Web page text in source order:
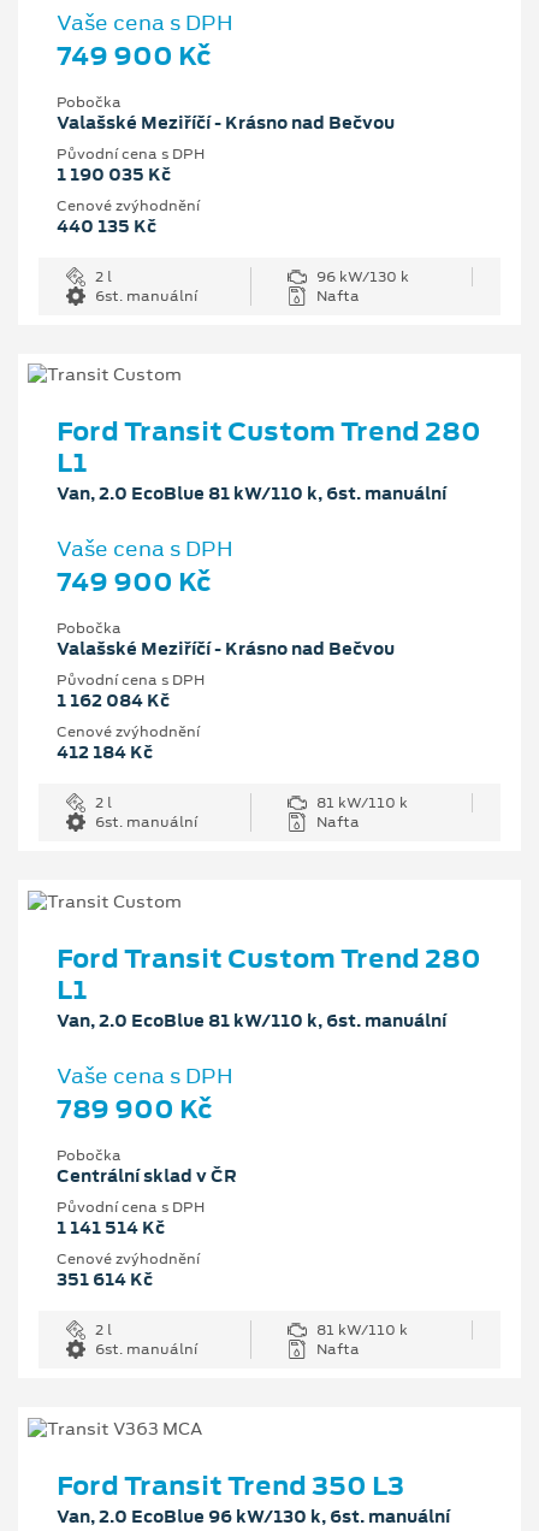
Vaše cena s DPH
749 900 Kč
Pobočka
Valašské Meziříčí - Krásno nad Bečvou
Původní cena s DPH
1 190 035 Kč
Cenové zvýhodnění
440 135 Kč
2 l
96 kW/130 k
6st. manuální
Nafta
Ford Transit Custom Trend 280
L1
Van, 2.0 EcoBlue 81 kW/110 k, 6st. manuální
Vaše cena s DPH
749 900 Kč
Pobočka
Valašské Meziříčí - Krásno nad Bečvou
Původní cena s DPH
1 162 084 Kč
Cenové zvýhodnění
412 184 Kč
2 l
81 kW/110 k
6st. manuální
Nafta
Ford Transit Custom Trend 280
L1
Van, 2.0 EcoBlue 81 kW/110 k, 6st. manuální
Vaše cena s DPH
789 900 Kč
Pobočka
Centrální sklad v ČR
Původní cena s DPH
1 141 514 Kč
Cenové zvýhodnění
351 614 Kč
2 l
81 kW/110 k
6st. manuální
Nafta
Ford Transit Trend 350 L3
Van, 2.0 EcoBlue 96 kW/130 k, 6st. manuální